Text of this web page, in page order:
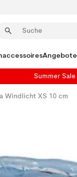
Angebote
Summer Sale
Windlicht XS 10 cm